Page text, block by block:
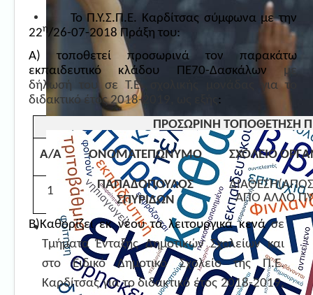
Το Π.Υ.Σ.Π.Ε. Καρδίτσας σύμφωνα με την
22η/26-07-2018 Πράξη του:
Α) τοποθετεί προσωρινά τον παρακάτω
εκπαιδευτικό κλάδου ΠΕ70-Δασκάλων με
δήλωσή του σε Τ.Ε. σχολικής μονάδας για το
διδακτικό έτος 2018-2019, ως εξής :
ΠΡΟΣΩΡΙΝΗ ΤΟΠΟΘΕΤΗΣΗ
Α/Α ΟΝΟΜΑΤΕΠΩΝΥΜΟ ΣΧΟΛΕΙΟ
1
ΠΑΠΑΔΟΠΟΥΛΟΣ
ΣΠΥΡΙΔΩΝ
ΑΠΟ ΑΛΛΟ
Β)Καθορίζει εκ νέου τα λειτουργικά κενάσε
Τμήματα Ένταξης Δημοτικών Σχολείων και
στο Ειδικό Δημοτικό Σχολείο της Π.Ε.
Καρδίτσας για το διδακτικό έτος 2018-2019,